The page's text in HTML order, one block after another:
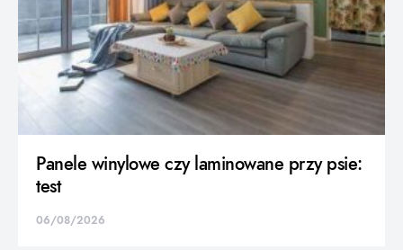
Panele winylowe czy laminowane przy psie:
test
06/08/2026